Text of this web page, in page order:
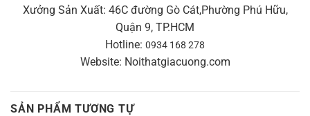
Xưởng Sản Xuất: 46C đường Gò Cát,Phường Phú Hữu,
Quận 9, TP.HCM
Hotline: 0934 168 278
Website: Noithatgiacuong.com
SẢN PHẨM TƯƠNG TỰ